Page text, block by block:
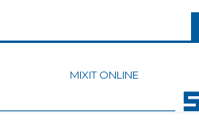
MIXIT ONLINE